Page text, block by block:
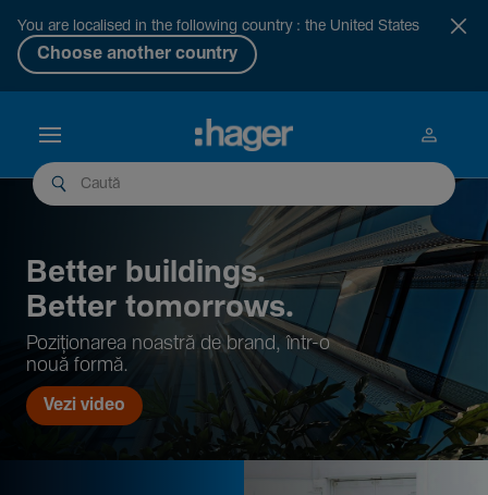
You are localised in the following country : the United States
Choose another country
Better buil­dings.
Better tomor­rows.
Pozi­țio­narea noastră de brand, într-o
nouă formă.
Vezi video